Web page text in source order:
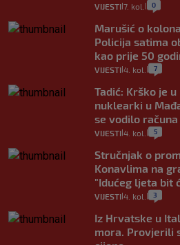
VIJESTI 7. kol. 0
Marušić o
Policija satima
kao prije 50
VIJESTI 4. kol. 7
Tadić: Krško je
nuklearki u
se vodilo
VIJESTI 4. kol. 5
Stručnjak o
Konavlima na
"Idućeg ljeta bit
VIJESTI 4. kol. 3
Iz Hrvatske u
mora. Provjerili